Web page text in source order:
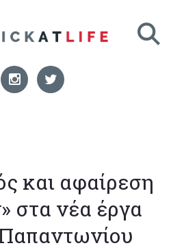
και αφαίρεση
στα νέα έργα